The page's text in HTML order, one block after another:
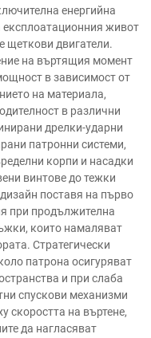
енергийна
живот
щеткови двигатели.
на въртящия момент
в зависимост от
на материала,
в различни
дрелки-ударни
патронни системи,
корпи и насадки
винтове до тежки
поставя на първо
при продължителна
които намаляват
Стратегически
патрона осигуряват
и при слаба
спускови механизми
скоростта на въртене,
да нагласяват